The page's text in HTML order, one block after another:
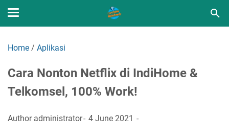
Home / Aplikasi
Cara Nonton Netflix di IndiHome &
Telkomsel, 100% Work!
Author administrator 4 June 2021